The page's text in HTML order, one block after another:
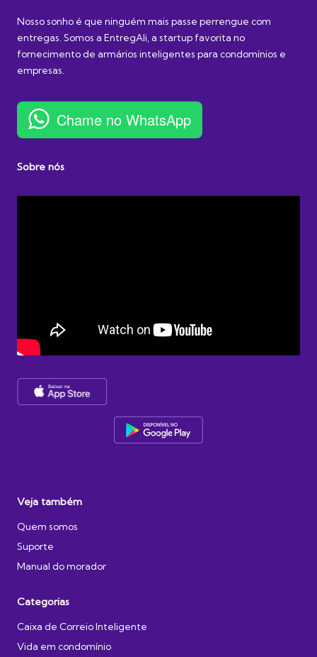
Nosso sonho é que ninguém mais passe perrengue com
entregas. Somos a EntregAli, a startup favorita no
fornecimento de armários inteligentes para condomínios e
empresas.
Chame no WhatsApp
Sobre nós
Veja também
Quem somos
Suporte
Manual do morador
Categorias
Caixa de Correio Inteligente
Vida em condomínio